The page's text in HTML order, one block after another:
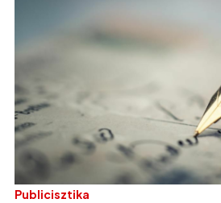
Publicisztika